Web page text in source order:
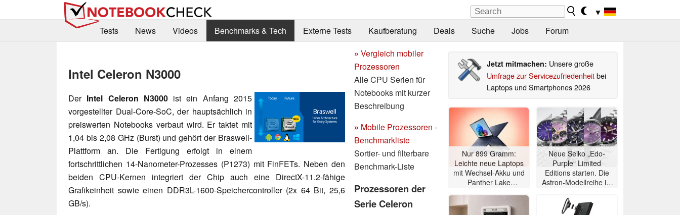
▼
Tests
News Videos Benchmarks & Tech Externe Tests Kaufberatung Deals Suche Jobs Forum
Intel Celeron N3000
Der Intel Celeron N3000ist ein Anfang 2015
vorgestellter Dual-Core-SoC, der hauptsächlich in
preiswerten Notebooks verbaut wird. Er taktet mit
1,04 bis 2,08 GHz (Burst) und gehört der Braswell-
Plattform an. Die Fertigung erfolgt in einem
fortschrittlichen 14-Nanometer-Prozesses (P1273) mit FinFETs. Neben den
beiden CPU-Kernen integriert der Chip auch eine DirectX-11.2-fähige
Grafikeinheit sowie einen DDR3L-1600-Speichercontroller (2x 64 Bit, 25,6
GB/s).
» Vergleich mobiler
Prozessoren
Alle CPU Serien für
Notebooks mit kurzer
Beschreibung
» Mobile Prozessoren -
Benchmarkliste
Sortier- und filterbare
Benchmark-Liste
Prozessoren der
Serie Celeron
Jetzt mitmachen: Unsere große
Umfrage zur Servicezufriedenheitbei
Laptops und Smartphones 2026
Nur 899 Gramm:
Leichte neue Laptops
mit Wechsel-Akku und
Panther Lake
Neue Seiko „Edo-
Purple“ Limited
Editions starten. Die
Astron-Modellreihe ist
limitiert